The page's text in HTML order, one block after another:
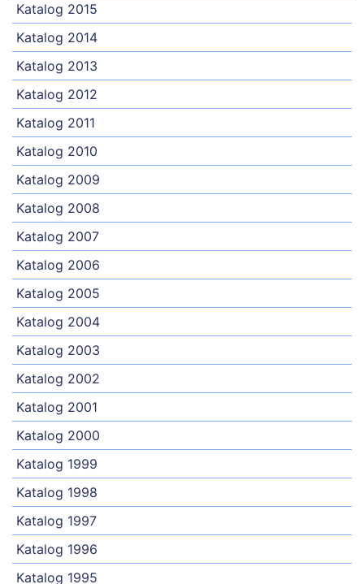
Katalog 2015
Katalog 2014
Katalog 2013
Katalog 2012
Katalog 2011
Katalog 2010
Katalog 2009
Katalog 2008
Katalog 2007
Katalog 2006
Katalog 2005
Katalog 2004
Katalog 2003
Katalog 2002
Katalog 2001
Katalog 2000
Katalog 1999
Katalog 1998
Katalog 1997
Katalog 1996
Katalog 1995